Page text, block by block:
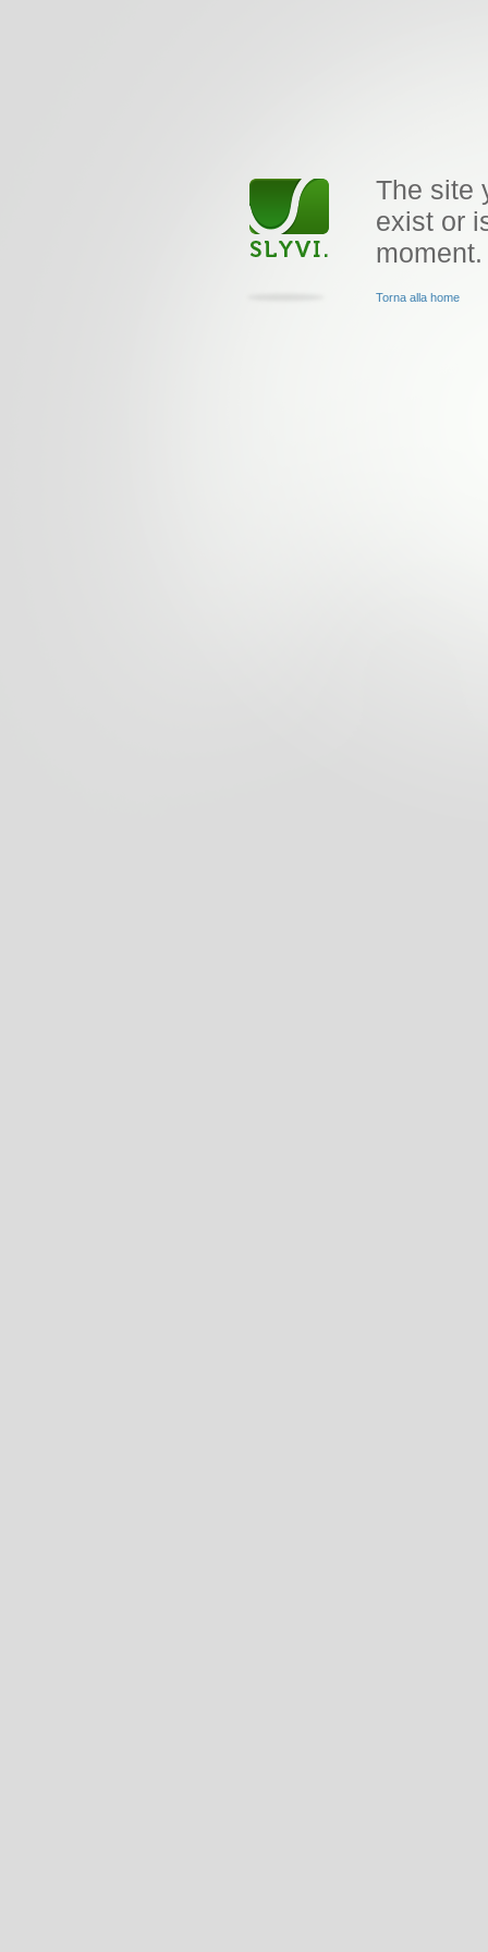
The site
exist or
moment.
Torna alla home